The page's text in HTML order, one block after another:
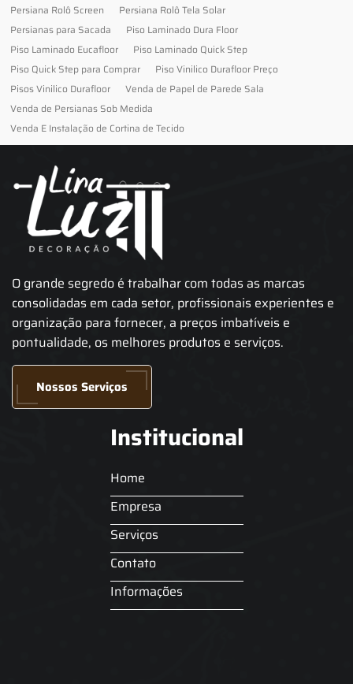
Persiana Rolô Screen
Persiana Rolô Tela Solar
Persianas para Sacada
Piso Laminado Dura Floor
Piso Laminado Eucafloor
Piso Laminado Quick Step
Piso Quick Step para Comprar
Piso Vinilico Durafloor Preço
Pisos Vinilico Durafloor
Venda de Papel de Parede Sala
Venda de Persianas Sob Medida
Venda E Instalação de Cortina de Tecido
O grande segredo é trabalhar com todas as marcas
consolidadas em cada setor, profissionais experientes e
organização para fornecer, a preços imbatíveis e
pontualidade, os melhores produtos e serviços.
Nossos Serviços
Institucional
Home
Empresa
Serviços
Contato
Informações